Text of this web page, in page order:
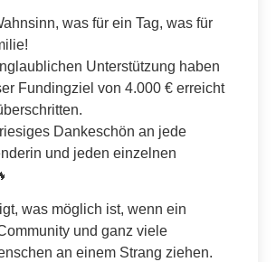
was für ein Tag, was für
Unterstützung haben
Fundingziel von 4.000 € erreicht
Dankeschön an jede
und jeden einzelnen
was möglich ist, wenn ein
und ganz viele
an einem Strang ziehen.